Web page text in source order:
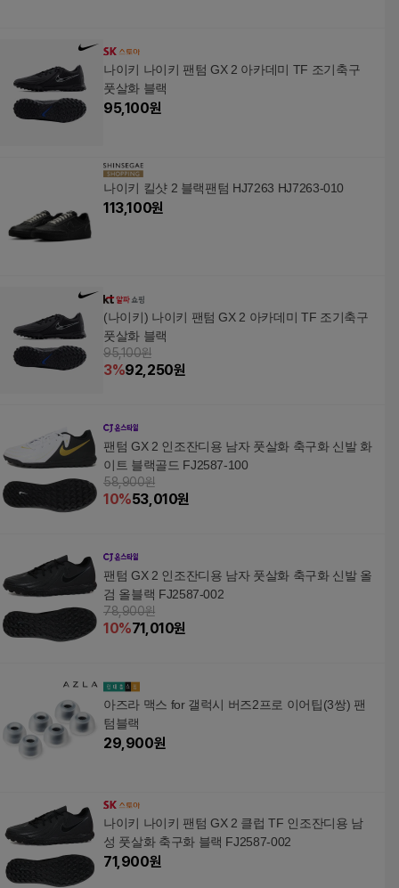
나이키 나이키 팬텀 GX 2 아카데미 TF 조기축구
풋살화 블랙
95,100원
나이키 킬샷 2 블랙팬텀 HJ7263 HJ7263-010
113,100원
(나이키) 나이키 팬텀 GX 2 아카데미 TF 조기축구
풋살화 블랙
95,100원
3%92,250원
팬텀 GX 2 인조잔디용 남자 풋살화 축구화 신발 화
이트 블랙골드 FJ2587-100
58,900원
10%53,010원
팬텀 GX 2 인조잔디용 남자 풋살화 축구화 신발 올
검 올블랙 FJ2587-002
78,900원
10%71,010원
아즈라 맥스 for 갤럭시 버즈2프로 이어팁(3쌍) 팬
텀블랙
29,900원
나이키 나이키 팬텀 GX 2 클럽 TF 인조잔디용 남
성 풋살화 축구화 블랙 FJ2587-002
71,900원